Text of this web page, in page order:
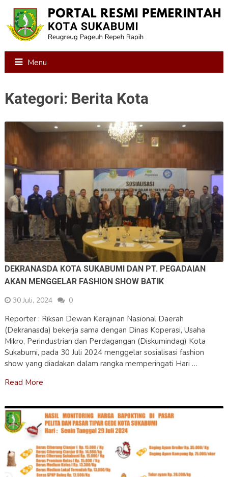
Menu
Kategori: Berita Kota
DEKRANASDA KOTA SUKABUMI DAN PT. PEGADAIAN
AKAN MENGGELAR FASHION SHOW BATIK
30 Juli, 2024
0
Reporter : Riksan Dewan Kerajinan Nasional Daerah
(Dekranasda) bekerja sama dengan Dinas Koperasi, Usaha
Mikro, Perindustrian dan Perdagangan (Diskumindag) Kota
Sukabumi, pada 30 Juli 2024 menggelar sosialisasi fashion
show yang diadakan dalam rangka memperingati Hari …
Read More